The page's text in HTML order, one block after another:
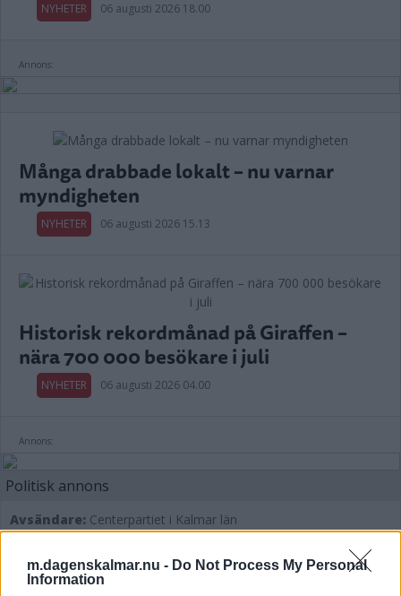
m.dagenskalmar.nu - Do Not Process My Personal
Information
NYHETER 06 augusti 2026 18.00
Annons:
Många drabbade lokalt – nu varnar
myndigheten
NYHETER 06 augusti 2026 15.13
Historisk rekordmånad på Giraffen –
nära 700 000 besökare i juli
NYHETER 06 augusti 2026 04.00
Annons:
Politisk annons
Avsändare: Centerpartiet i Kalmar län
Läs mer här